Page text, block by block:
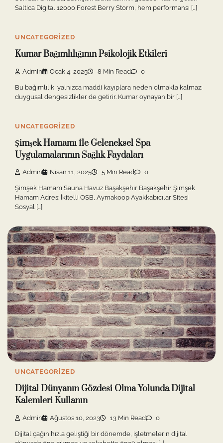
Saltica Digital 12000 Forest Berry Storm, hem performansı […]
UNCATEGORIZED
Kumar Bağımlılığının Psikolojik Etkileri
Admin Ocak 4, 2025 8 Min Read 0
Bu bağımlılık, yalnızca maddi kayıplara neden olmakla kalmaz;
duygusal dengesizlikler de getirir. Kumar oynayan bir […]
UNCATEGORIZED
Şimşek Hamamı İle Geleneksel Spa
Uygulamalarının Sağlık Faydaları
Admin Nisan 11, 2025 5 Min Read 0
Şimşek Hamam Sauna Havuz Başakşehir Başakşehir Şimşek
Hamam Adres: İkitelli OSB, Aymakoop Ayakkabıcılar Sitesi
Sosyal […]
UNCATEGORIZED
Dijital Dünyanın Gözdesi Olma Yolunda Dijital
Kalemleri Kullanın
Admin Ağustos 10, 2023 13 Min Read 0
Dijital çağın hızla geliştiği bir dönemde, işletmelerin dijital